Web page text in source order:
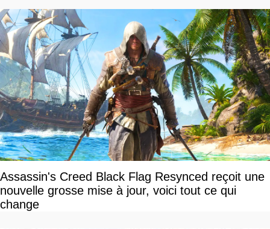
Assassin's Creed Black Flag Resynced reçoit une
nouvelle grosse mise à jour, voici tout ce qui
change